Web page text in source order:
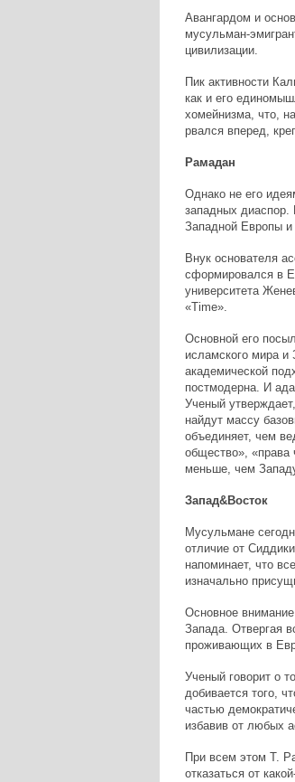
Авангардом и
мусульман-
цивилизации.
Пик активности
как и его
хомейнизма, что,
рвался вперед,
Рамадан
Однако не его
западных диаспор.
Западной Европы и
Внук основателя
сформировался в
университета
«Time».
Основной его
исламского мира
академической
постмодерна. И
Ученый
найдут массу
объединяет, чем
общество», «права
меньше, чем
Запад&Восток
Мусульмане
отличие от
напоминает, что
изначально
Основное
Запада. Отвергая
проживающих в
Ученый говорит о
добивается того,
частью
избавив от любых
При всем этом Т.
отказаться от